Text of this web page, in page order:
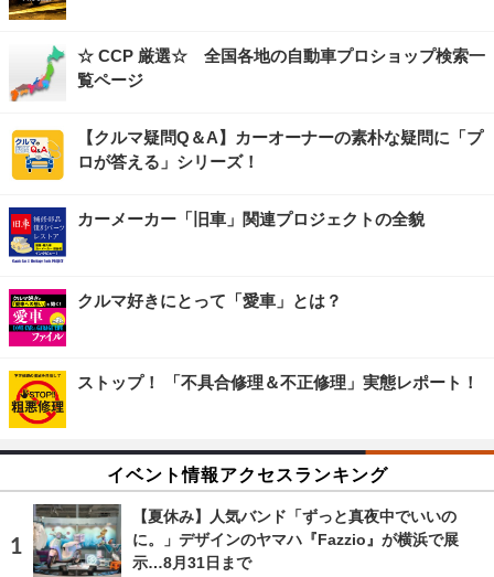
☆ CCP 厳選☆ 全国各地の自動車プロショップ検索一
覧ページ
【クルマ疑問Q＆A】カーオーナーの素朴な疑問に「プ
ロが答える」シリーズ！
カーメーカー「旧車」関連プロジェクトの全貌
クルマ好きにとって「愛車」とは？
ストップ！ 「不具合修理＆不正修理」実態レポート！
イベント情報アクセスランキング
【夏休み】人気バンド「ずっと真夜中でいいの
に。」デザインのヤマハ『Fazzio』が横浜で展
示…8月31日まで